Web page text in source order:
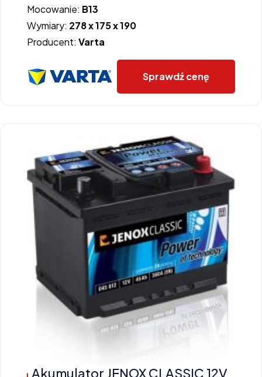
Mocowanie: B13
Wymiary: 278 x 175 x 190
Producent: Varta
Sprawdź cenę
Akumulator JENOX CLASSIC 12V